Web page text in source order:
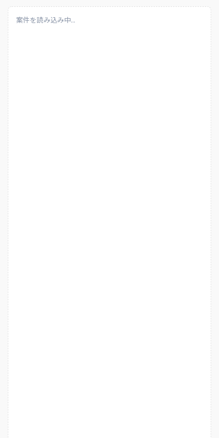
データ運用に関する利用部門や作業者との調整、マニュアル
作成、障害時の影響調査、各種申請・問い合わせ対応などの
案件を読み込み中...